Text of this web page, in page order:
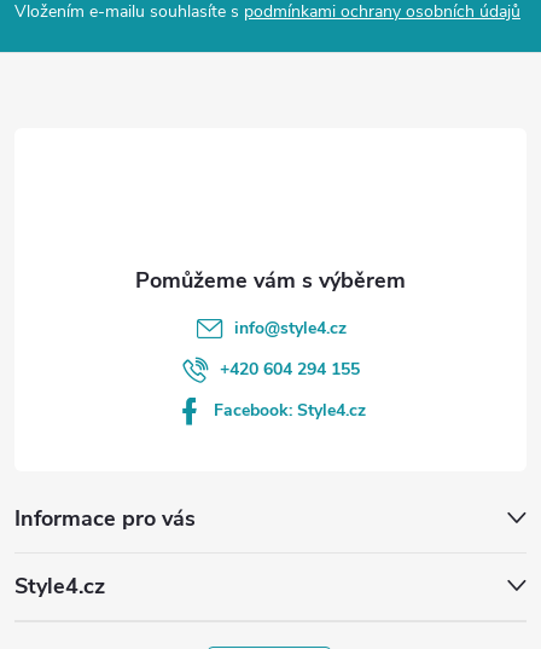
p
a
Vložením e-mailu souhlasíte s podmínkami ochrany osobních údajů
Informace pro vás
Style4.cz
info@style4.cz
+420 604 294 155
Facebook: Style4.cz